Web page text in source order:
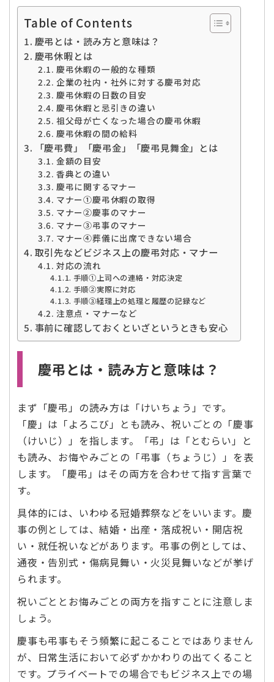
Table of Contents
慶弔とは・読み方と意味は？
慶弔休暇とは
慶弔休暇の一般的な種類
企業の社内・社外に対する慶弔対応
慶弔休暇の日数の目安
慶弔休暇と忌引きの違い
祖父母が亡くなった場合の慶弔休暇
慶弔休暇の間の給料
「慶弔費」「慶弔金」「慶弔見舞金」とは
金額の目安
香典との違い
慶弔に関するマナー
マナー➀慶弔休暇の取得
マナー②慶事のマナー
マナー③弔事のマナー
マナー④葬儀に出席できない場合
取引先などビジネス上の慶弔対応・マナー
対応の流れ
手順➀上司への連絡・対応決定
手順②実際に対応
手順③経理上の処理と履歴の記録など
注意点・マナーなど
事前に確認しておくといざというときも安心
慶弔とは・読み方と意味は？
まず「慶弔」の読み方は「けいちょう」です。
「慶」は「よろこび」とも読み、祝いごとの「慶事
（けいじ）」を指します。「弔」は「とむらい」と
も読み、お悔やみごとの「弔事（ちょうじ）」を表
します。「慶弔」はその両方を合わせて指す言葉で
す。
具体的には、いわゆる冠婚葬祭などをいいます。慶
事の例としては、結婚・出産・落成祝い・開店祝
い・就任祝いなどがあります。弔事の例としては、
通夜・告別式・傷病見舞い・火災見舞いなどが挙げ
られます。
祝いごととお悔みごとの両方を指すことに注意しま
しょう。
慶事も弔事もそう頻繁に起こることではありません
が、日常生活において必ずかかわりの出てくること
です。プライベートでの場合でもビジネス上での場